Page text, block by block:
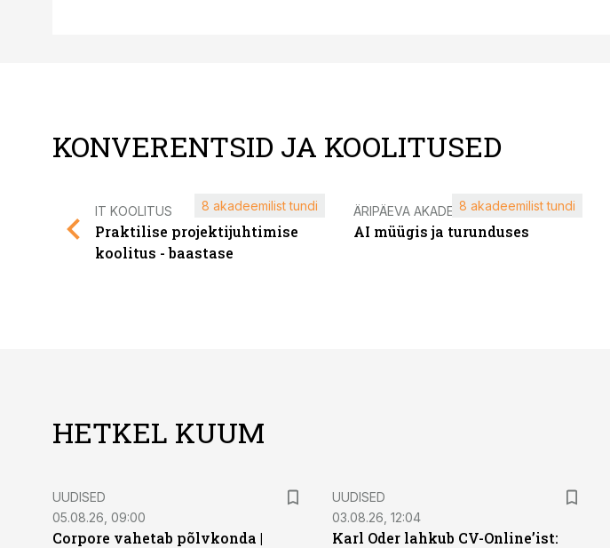
KONVERENTSID JA KOOLITUSED
IT KOOLITUS
Praktilise projektijuhtimise
koolitus - baastase
8 akadeemilist tundi ÄRIPÄEVA AKADEEMIA
AI müügis ja turunduses
8 akadeemilist tundi
HETKEL KUUM
UUDISED
05.08.26, 09:00
Corpore vahetab põlvkonda |
UUDISED
03.08.26, 12:04
Karl Oder lahkub CV-Online’ist: